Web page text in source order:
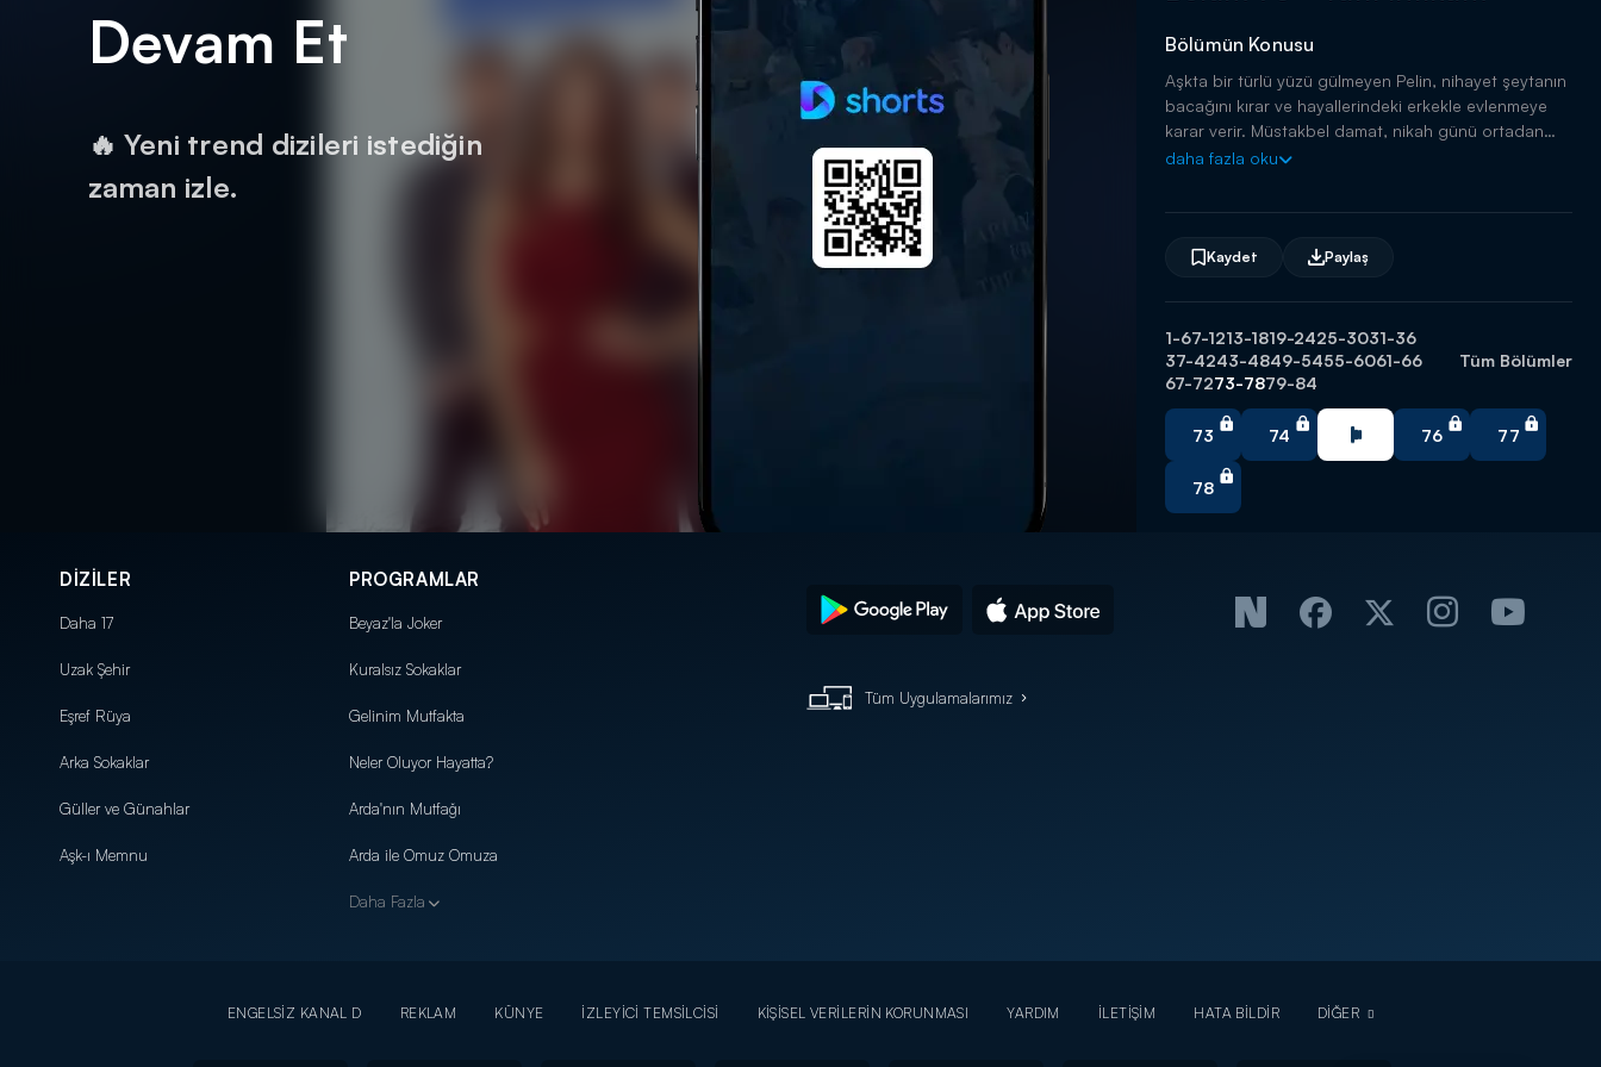
Devam Et
🔥 Yeni trend dizileri istediğin
zaman izle.
Telefonun Kamerasıyla QR Kodu Tara
Bölümün Konusu
Aşkta bir türlü yüzü gülmeyen Pelin, nihayet şeytanın
bacağını kırar ve hayallerindeki erkekle evlenmeye
karar verir. Müstakbel damat, nikah günü ortadan
kaybolur...
daha fazla oku
Kaydet Paylaş
1-67-1213-1819-2425-3031-36
37-4243-4849-5455-6061-66
67-7273-7879-84
Tüm Bölümler
73 74 76 77
78
DİZİLER
Daha 17
Uzak Şehir
Eşref Rüya
Arka Sokaklar
Güller ve Günahlar
Aşk-ı Memnu
PROGRAMLAR
Beyaz'la Joker
Kuralsız Sokaklar
Gelinim Mutfakta
Neler Oluyor Hayatta?
Arda'nın Mutfağı
Arda ile Omuz Omuza
Daha Fazla
Tüm Uygulamalarımız
ENGELSİZ KANAL D REKLAM KÜNYE İZLEYİCİ TEMSİLCİSİ KİŞİSEL VERİLERİN KORUNMASI YARDIM İLETİŞİM HATA BİLDİR DİĞER